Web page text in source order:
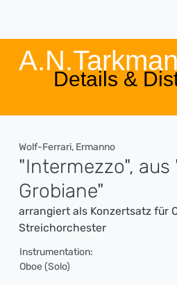
Details &
Wolf-Ferrari, Ermanno
"Intermezzo", aus
Grobiane"
arrangiert als Konzertsatz für
Streichorchester
Instrumentation:
Oboe (Solo)